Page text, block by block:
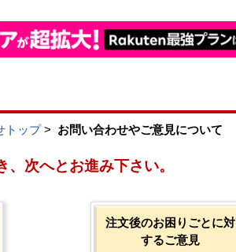
トップ> お問い合わせやご意見について
次へとお進み下さい。
注文後のお困りごとに対
するご意見